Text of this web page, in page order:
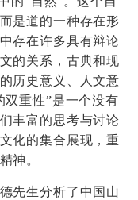
是道的一种存在形
存在许多具有辩论
的关系，古典和现
历史意义、人文意
双重性”是一个没有
丰富的思考与讨论
化的集合展现，重
神。
先生分析了中国山